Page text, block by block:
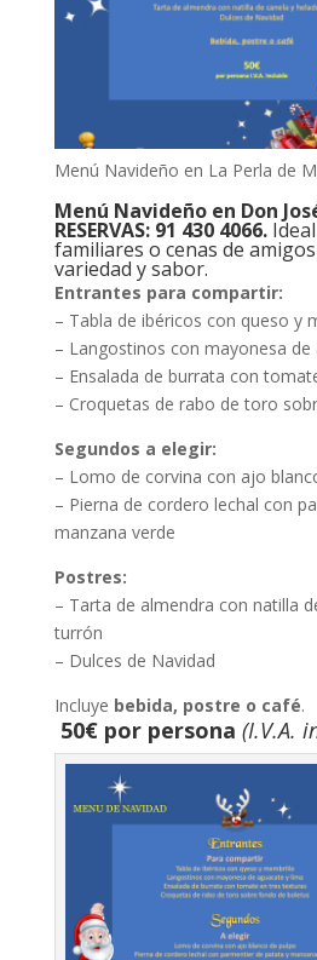
Menú Navideño en La Perla de
Menú Navideño en Don
RESERVAS: 91 430 4066.
familiares o cenas de
variedad y sabor.
Entrantes para compartir:
– Tabla de ibéricos con queso y
– Langostinos con mayonesa de
– Ensalada de burrata con
– Croquetas de rabo de toro
Segundos a elegir:
– Lomo de corvina con ajo
– Pierna de cordero lechal con
manzana verde
Postres:
– Tarta de almendra con natilla
turrón
– Dulces de Navidad
Incluye bebida, postre o café.
50€ por persona (I.V.A.